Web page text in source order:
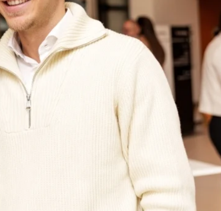
Contact